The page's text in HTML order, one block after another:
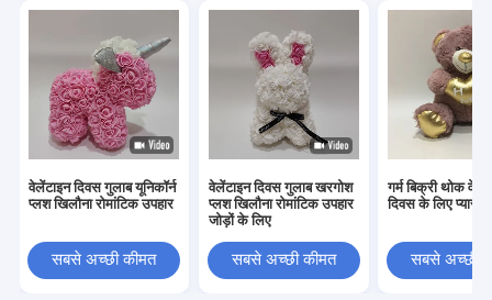
वेलेंटाइन दिवस गुलाब यूनिकॉर्न
प्लश खिलौना रोमांटिक उपहार
सबसे अच्छी कीमत
वेलेंटाइन दिवस गुलाब खरगोश
प्लश खिलौना रोमांटिक उपहार
जोड़ों के लिए
सबसे अच्छी कीमत
गर्म बिक्री थोक
दिवस के लिए प्यारा
सबसे अच्छी